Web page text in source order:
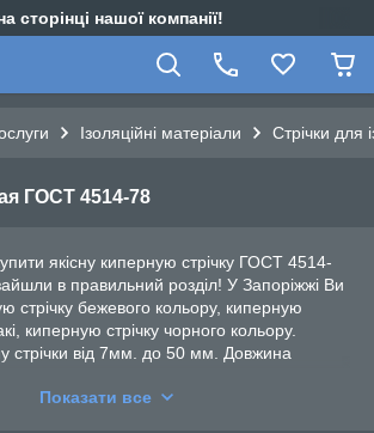
сторінці нашої компанії!
Ізоляційні матеріали Стрічки для
ГОСТ 4514-78
якісну киперную стрічку ГОСТ 4514-
в правильний розділ! У Запоріжжі Ви
стрічку бежевого кольору, киперную
киперную стрічку чорного кольору.
стрічки від 7мм. до 50 мм. Довжина
відправимо перевізником Ваше замовлення
Показати все